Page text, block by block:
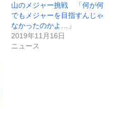
山のメジャー挑戦 「何が何
でもメジャーを目指すんじゃ
なかったのかよ…」
2019年11月16日
ニュース